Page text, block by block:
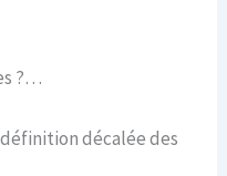
?…
décalée des